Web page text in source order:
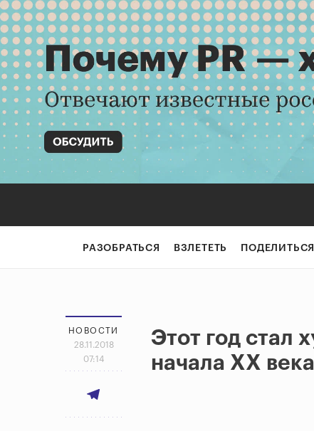
РАЗОБРАТЬСЯ ВЗЛЕТЕТЬ ПОДЕЛИТЬСЯ
НОВОСТИ
28.11.2018
07:14
Этот год стал
начала XX века